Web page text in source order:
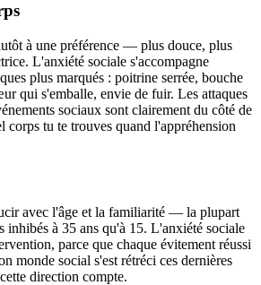
à une préférence — plus douce, plus
L'anxiété sociale s'accompagne
plus marqués : poitrine serrée, bouche
qui s'emballe, envie de fuir. Les attaques
sociaux sont clairement du côté de
corps tu te trouves quand l'appréhension
avec l'âge et la familiarité — la plupart
inhibés à 35 ans qu'à 15. L'anxiété sociale
parce que chaque évitement réussi
monde social s'est rétréci ces dernières
direction compte.